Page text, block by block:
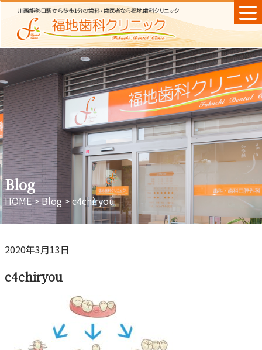
Skip
content
Blog
HOME>Blog >c4chiryou
2020年3月13日
c4chiryou